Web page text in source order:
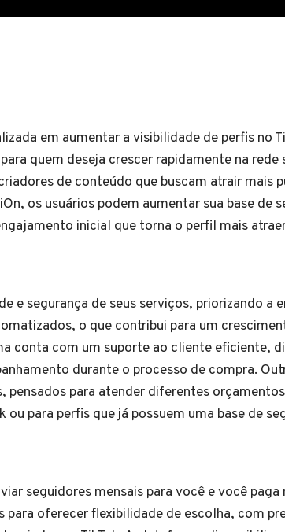
em aumentar a visibilidade de perfis no
quem deseja crescer rapidamente na rede
de conteúdo que buscam atrair mais
os usuários podem aumentar sua base de
inicial que torna o perfil mais
e segurança de seus serviços, priorizando a
o que contribui para um
conta com um suporte ao cliente eficiente,
durante o processo de compra.
pensados para atender diferentes
para perfis que já possuem uma base de
seguidores mensais para você e você
para oferecer flexibilidade de escolha, com